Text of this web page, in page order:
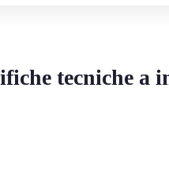
tecniche a